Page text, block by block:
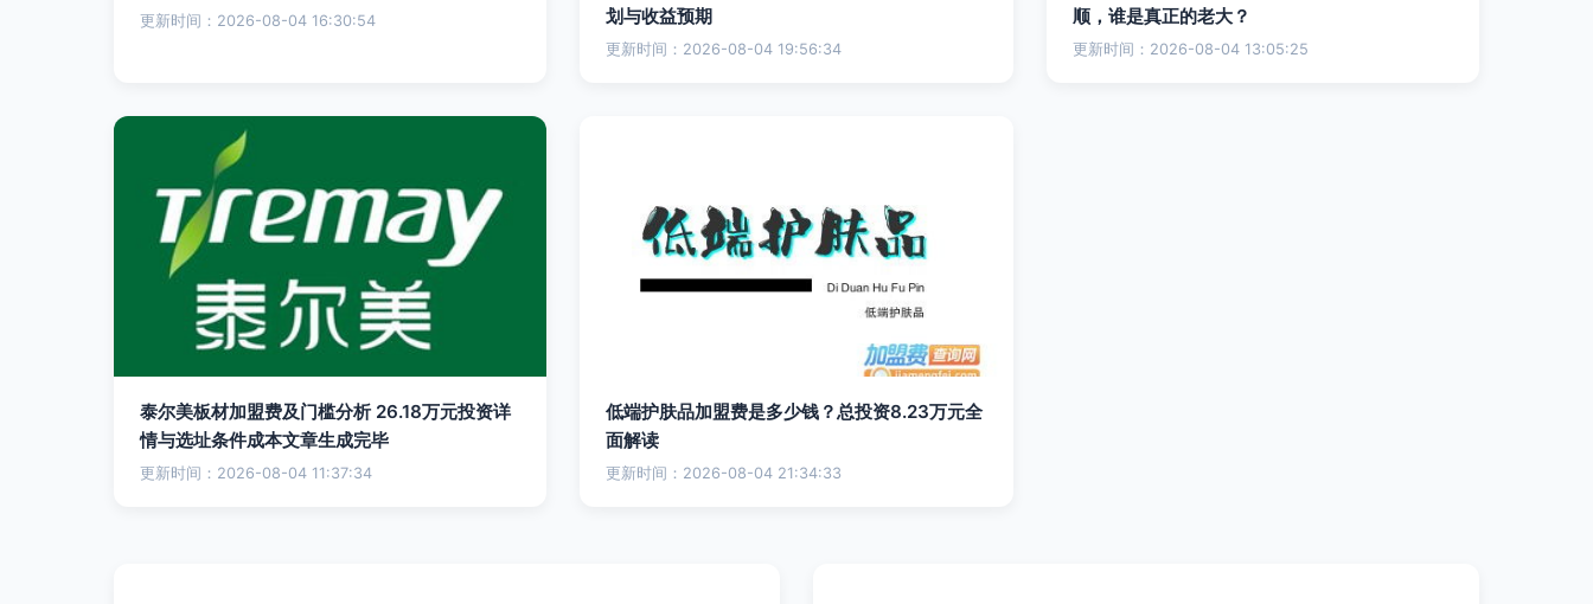
更新时间：2026-08-04 16:30:54
划与收益预期
更新时间：2026-08-04 19:56:34
顺，谁是真正的老大？
更新时间：2026-08-04 13:05:25
泰尔美板材加盟费及门槛分析 26.18万元投资详
情与选址条件成本文章生成完毕
更新时间：2026-08-04 11:37:34
低端护肤品加盟费是多少钱？总投资8.23万元全
面解读
更新时间：2026-08-04 21:34:33